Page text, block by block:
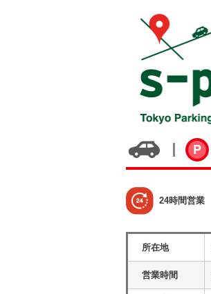
24時間営業
所在地
営業時間